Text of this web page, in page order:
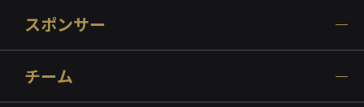
スポンサー
チーム